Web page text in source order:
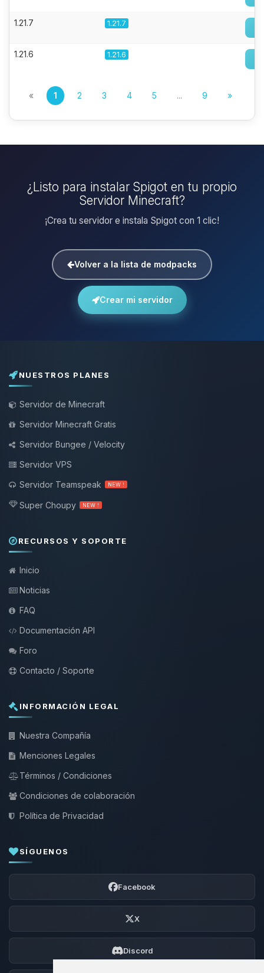
1.21.7 1.21.7
1.21.6 1.21.6
« 1 2 3 4 5 ... 9 »
¿Listo para instalar Spigot en tu propio
Servidor Minecraft?
¡Crea tu servidor e instala Spigot con 1 clic!
Volver a la lista de modpacks
Crear mi servidor
NUESTROS PLANES
Servidor de Minecraft
Servidor Minecraft Gratis
Servidor Bungee / Velocity
Servidor VPS
Servidor Teamspeak
NEW !
Super Choupy NEW !
RECURSOS Y SOPORTE
Inicio
Noticias
FAQ
Documentación API
Foro
Contacto / Soporte
INFORMACIÓN LEGAL
Nuestra Compañía
Menciones Legales
Términos / Condiciones
Condiciones de colaboración
Política de Privacidad
SÍGUENOS
Facebook
X
Discord